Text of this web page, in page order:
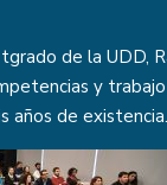
de la UDD,
y
años de existencia.